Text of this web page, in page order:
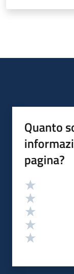
Quanto
pagina?
Valutazione